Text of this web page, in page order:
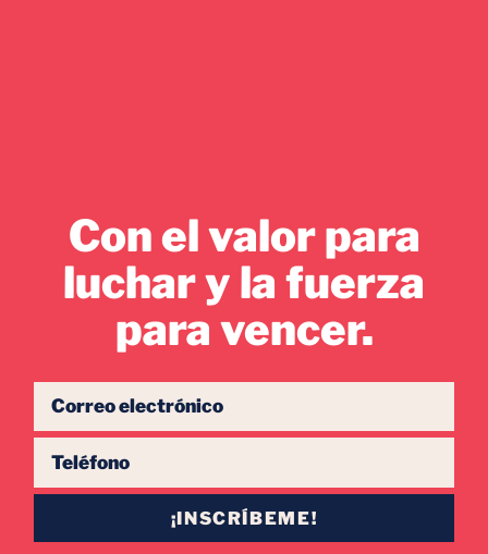
Con el valor para
luchar y la fuerza
para vencer.
Correo electrónico
Teléfono
¡INSCRÍBEME!